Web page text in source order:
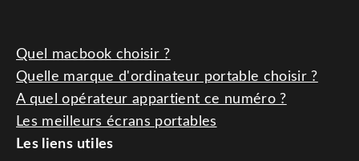
Quel macbook choisir ?
Quelle marque d'ordinateur portable choisir ?
A quel opérateur appartient ce numéro ?
Les meilleurs écrans portables
Les liens utiles